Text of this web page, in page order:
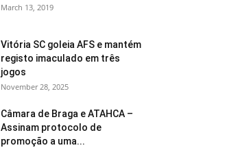
March 13, 2019
Vitória SC goleia AFS e mantém
registo imaculado em três
jogos
November 28, 2025
Câmara de Braga e ATAHCA –
Assinam protocolo de
promoção a uma...